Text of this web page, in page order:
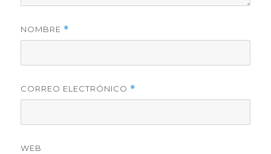
NOMBRE *
CORREO ELECTRÓNICO *
WEB